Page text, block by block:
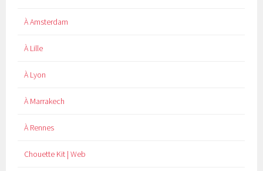
À Amsterdam
À Lille
À Lyon
À Marrakech
À Rennes
Chouette Kit | Web